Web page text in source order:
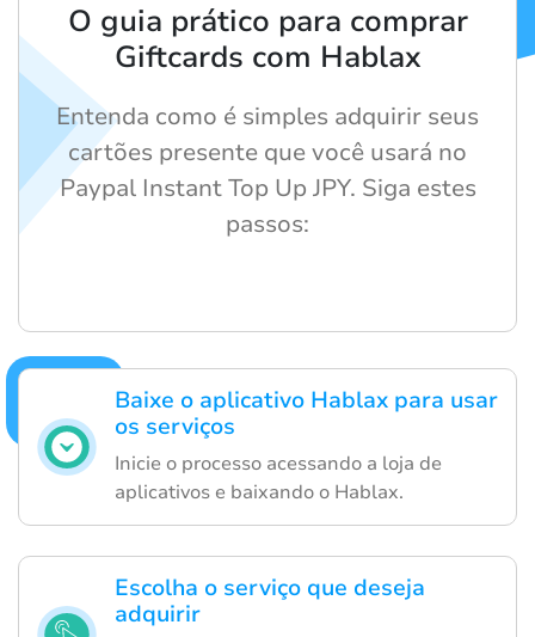
Baixe o aplicativo Hablax para usar
os serviços
Inicie o processo acessando a loja de
aplicativos e baixando o Hablax.
Escolha o serviço que deseja
adquirir
O guia prático para comprar
Giftcards com Hablax
Entenda como é simples adquirir seus
cartões presente que você usará no
Paypal Instant Top Up JPY. Siga estes
passos: